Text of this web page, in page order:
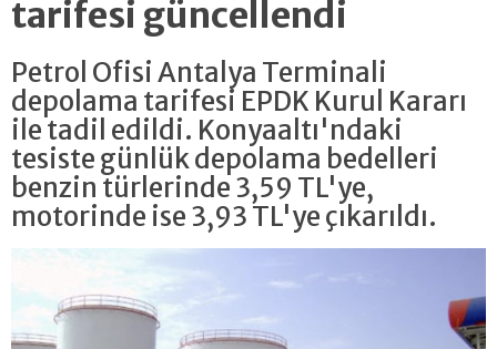
tarifesi güncellendi
Petrol Ofisi Antalya Terminali
depolama tarifesi EPDK Kurul Kararı
ile tadil edildi. Konyaaltı'ndaki
tesiste günlük depolama bedelleri
benzin türlerinde 3,59 TL'ye,
motorinde ise 3,93 TL'ye çıkarıldı.